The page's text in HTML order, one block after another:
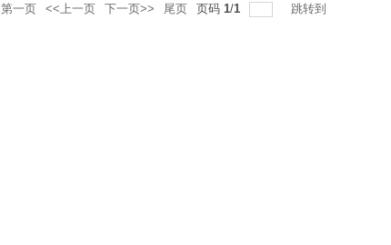
第一页 <<上一页 下一页>> 尾页 页码 1/1 跳转到